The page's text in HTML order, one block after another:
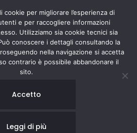
DONNA
per migliorare l’esperienza di
e per raccogliere informazioni
Utilizziamo sia cookie tecnici sia
conoscere i dettagli consultando la
nella navigazione si accetta
contrario è possibile abbandonare il
sito.
Accetto
Leggi di più